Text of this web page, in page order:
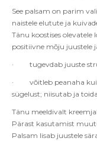
See palsam on parim
naistele elutute ja
Tänu koostises olevatele
positiivne mõju juustele
·
tugevdab juuste
·
võitleb peanaha
sügelust; niisutab ja
Tänu meeldivalt
Pärast kasutamist
Palsam lisab juustele